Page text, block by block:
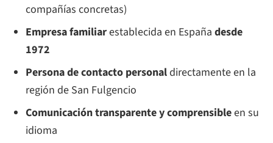
compañías concretas)
Empresa familiarestablecida en España desde
1972
Persona de contacto personal directamente en la
región de San Fulgencio
Comunicación transparente y comprensibleen su
idioma